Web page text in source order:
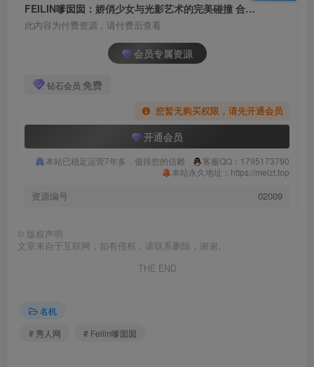
FEILIN嗲囡囡：娇俏少女与光影艺术的完美碰撞 合集[持续更新]
此内容为付费资源，请付费后查看
会员专属资源
钻石会员 免费
您暂无购买权限，请先开通会员
开通会员
本站已稳定运营7年多，值得您的信赖
客服QQ：1795173790
本站永久地址：https://meizt.top
资源编号 02009
© 版权声明
文章来自于互联网，如有侵权，请联系删除，谢谢。
THE END
名机
# 秀人网
# Feilin嗲囡囡